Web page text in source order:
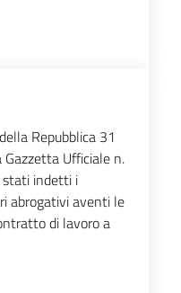
Repubblica 31
Ufficiale n.
indetti i
abrogativi aventi le
di lavoro a